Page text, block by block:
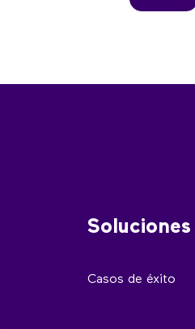
Soluciones
Casos de éxito